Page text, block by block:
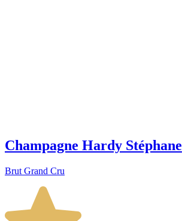
Champagne Hardy Stéphane
Brut Grand Cru